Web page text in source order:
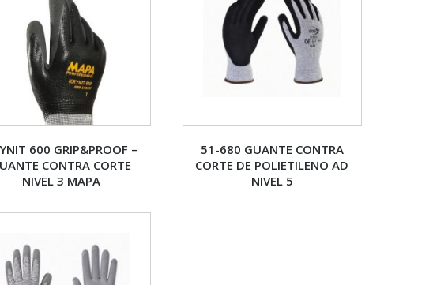
600 GRIP&PROOF –
CONTRA CORTE
NIVEL 3 MAPA
51-680 GUANTE CONTRA
CORTE DE POLIETILENO AD
NIVEL 5